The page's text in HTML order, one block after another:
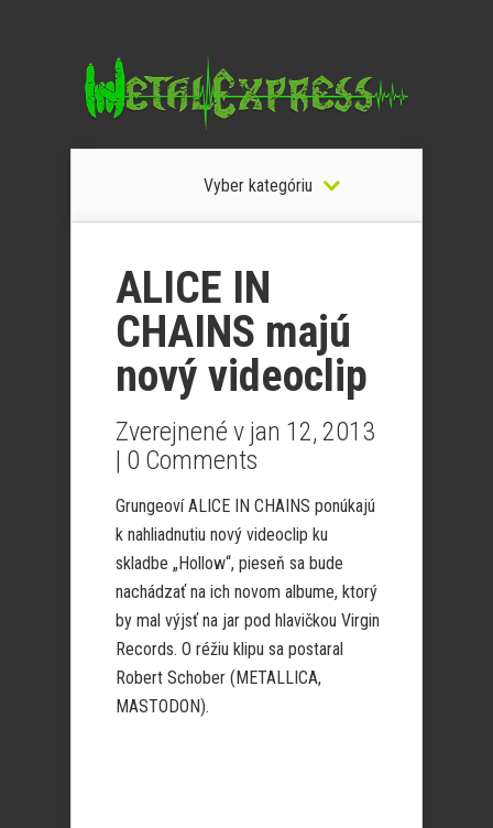
Vyber kategóriu
ALICE IN
CHAINS majú
nový videoclip
Zverejnené v jan 12, 2013
| 0 Comments
Grungeoví ALICE IN CHAINS ponúkajú
k nahliadnutiu nový videoclip ku
skladbe „Hollow“, pieseň sa bude
nachádzať na ich novom albume, ktorý
by mal výjsť na jar pod hlavičkou Virgin
Records. O réžiu klipu sa postaral
Robert Schober (METALLICA,
MASTODON).